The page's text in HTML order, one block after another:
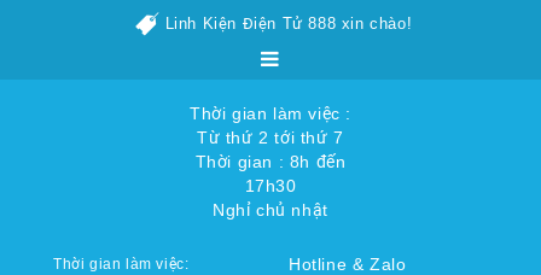
Linh Kiện Điện Tử 888 xin chào!
Thời gian làm việc :
Từ thứ 2 tới thứ 7
Thời gian : 8h đến
17h30
Nghỉ chủ nhật
Thời gian làm việc:
Hotline & Zalo